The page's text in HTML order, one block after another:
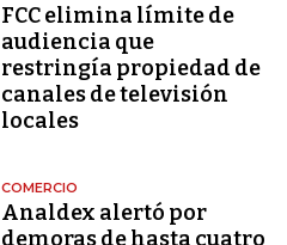
FCC elimina límite de
audiencia que
restringía propiedad de
canales de televisión
locales
COMERCIO
Analdex alertó por
demoras de hasta cuatro